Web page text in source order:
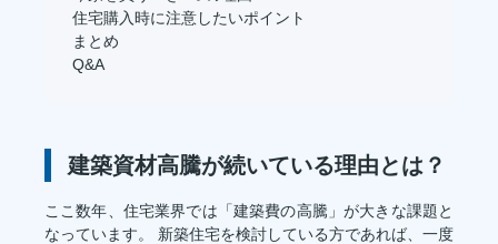
住宅購入時に注意したいポイント
まとめ
Q&A
建築資材高騰が続いている理由とは？
ここ数年、住宅業界では「建築費の高騰」が大きな課題と
なっています。 新築住宅を検討している方であれば、一度